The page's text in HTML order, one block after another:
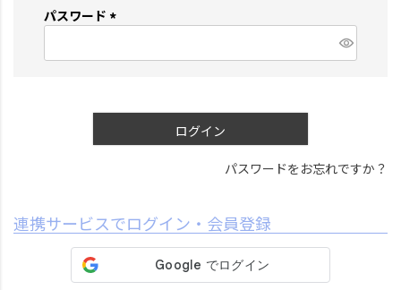
パスワード
必
ログイン
パスワードをお忘れですか？
連携サービスでログイン・会員登録